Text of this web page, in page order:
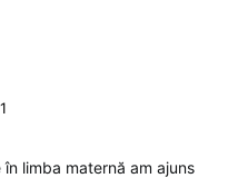
limba maternă am ajuns